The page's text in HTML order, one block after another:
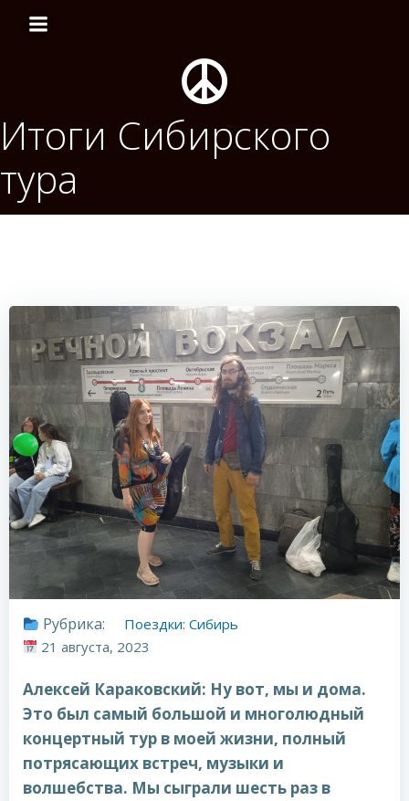
содержимому
Итоги Сибирского
тура
Рубрика:
Поездки: Сибирь
21 августа, 2023
Алексей Караковский: Ну вот, мы и дома.
Это был самый большой и многолюдный
концертный тур в моей жизни, полный
потрясающих встреч, музыки и
волшебства. Мы сыграли шесть раз в